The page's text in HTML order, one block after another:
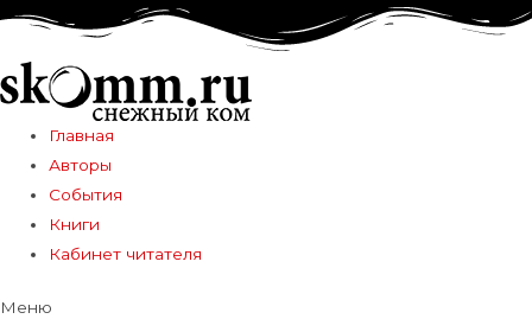
Главная
Авторы
События
Книги
Кабинет читателя
Меню